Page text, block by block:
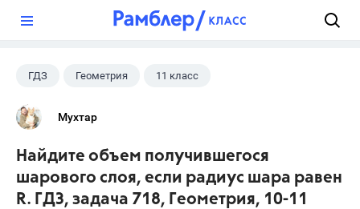
ГДЗ Геометрия 11 класс
10 класс
Мухтар
Найдите объем получившегося
шарового слоя, если радиус шара равен
R. ГДЗ, задача 718, Геометрия, 10-11